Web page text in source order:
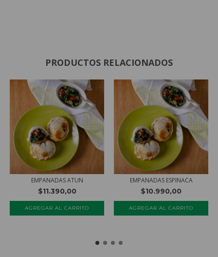
PRODUCTOS RELACIONADOS
EMPANADAS ATUN
$11.390,00
AGREGAR AL CARRITO
EMPANADAS ESPINACA
$10.990,00
AGREGAR AL CARRITO